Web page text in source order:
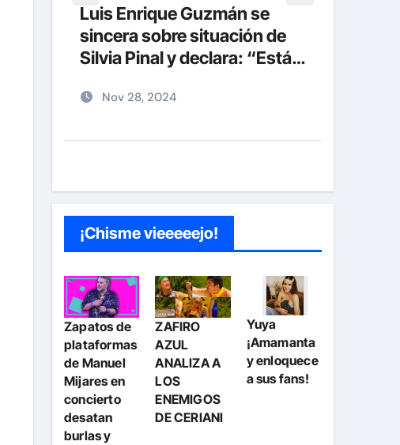
Luis Enrique Guzmán se
sincera sobre situación de
Silvia Pinal y declara: “Está
Nov 28, 2024
¡Chisme vieeeeejo!
Zapatos de
plataformas
de Manuel
Mijares en
concierto
desatan
burlas y
ZAFIRO
AZUL
ANALIZA A
LOS
ENEMIGOS
DE CERIANI
Yuya
¡Amamanta
y enloquece
a sus fans!